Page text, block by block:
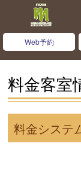
Web予約
料金客室
料金システ